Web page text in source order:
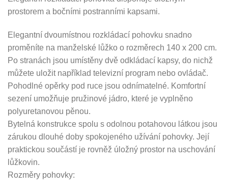
prostorem a bočními postranními kapsami.
Elegantní dvoumístnou rozkládací pohovku snadno
proměníte na manželské lůžko o rozměrech 140 x 200 cm.
Po stranách jsou umístěny dvě odkládací kapsy, do nichž
můžete uložit například televizní program nebo ovládač.
Pohodlné opěrky pod ruce jsou odnímatelné. Komfortní
sezení umožňuje pružinové jádro, které je vyplněno
polyuretanovou pěnou.
Bytelná konstrukce spolu s odolnou potahovou látkou jsou
zárukou dlouhé doby spokojeného užívání pohovky. Její
praktickou součástí je rovněž úložný prostor na uschování
lůžkovin.
Rozměry pohovky: